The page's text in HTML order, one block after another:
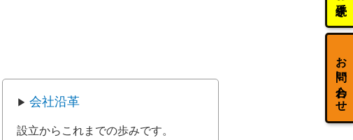
会社沿革
設立からこれまでの歩みです。
お問い合わせ